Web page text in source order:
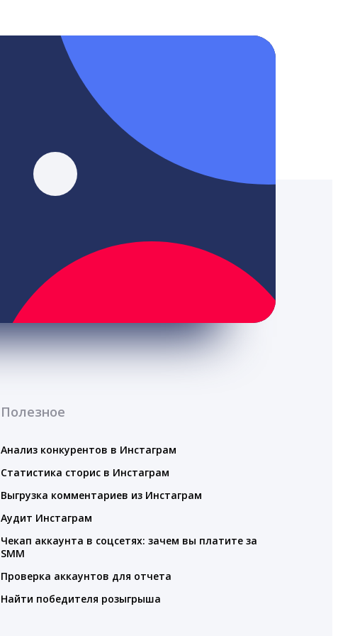
Полезное
Анализ конкурентов в Инстаграм
Статистика сторис в Инстаграм
Выгрузка комментариев из Инстаграм
Аудит Инстаграм
Чекап аккаунта в соцсетях: зачем вы платите за
SMM
Проверка аккаунтов для отчета
Найти победителя розыгрыша